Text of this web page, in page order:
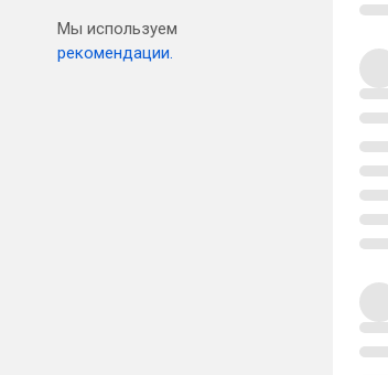
Мы используем
рекомендации.